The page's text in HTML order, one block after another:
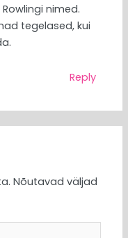
nimed.
tegelased, kui
Reply
Nõutavad väljad